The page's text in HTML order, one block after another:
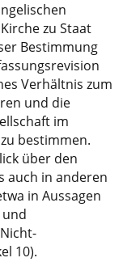
zu Staat
Bestimmung
Verhältnis zum
und die
im
bestimmen.
über den
auch in anderen
in Aussagen
10).